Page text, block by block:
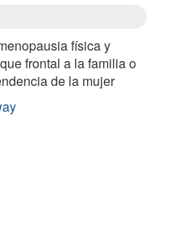
física y
frontal a la familia o
de la mujer